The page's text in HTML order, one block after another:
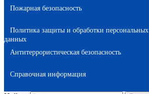
Пожарная безопасность
Политика защиты и обработки персональных
данных
Антитеррористическая безопасность
Справочная информация